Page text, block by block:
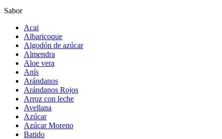
Sabor
Acai
Albaricoque
Algodón de azúcar
Almendra
Aloe vera
Anís
Arándanos
Arándanos Rojos
Arroz con leche
Avellana
Azúcar
Azúcar Moreno
Batido